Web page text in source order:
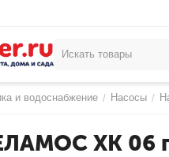
и водоснабжение / Насосы /
ХК 06